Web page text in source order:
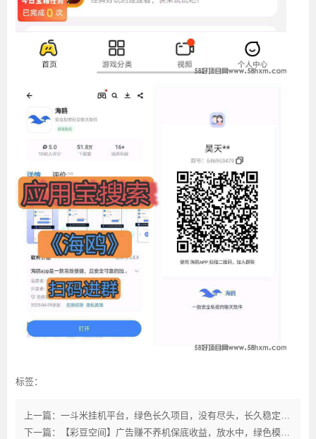
标签：
上一篇：一斗米挂机平台，绿色长久项目，没有尽头，长久稳定收益，及时赚钱
下一篇：【彩豆空间】广告赚不养机保底收益，放水中，绿色模式。